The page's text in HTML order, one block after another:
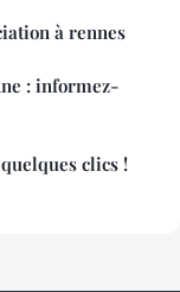
à rennes
: informez-
clics !